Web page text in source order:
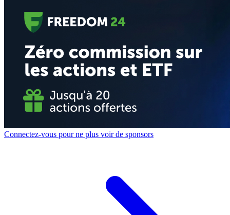
Connectez-vous pour ne plus voir de sponsors